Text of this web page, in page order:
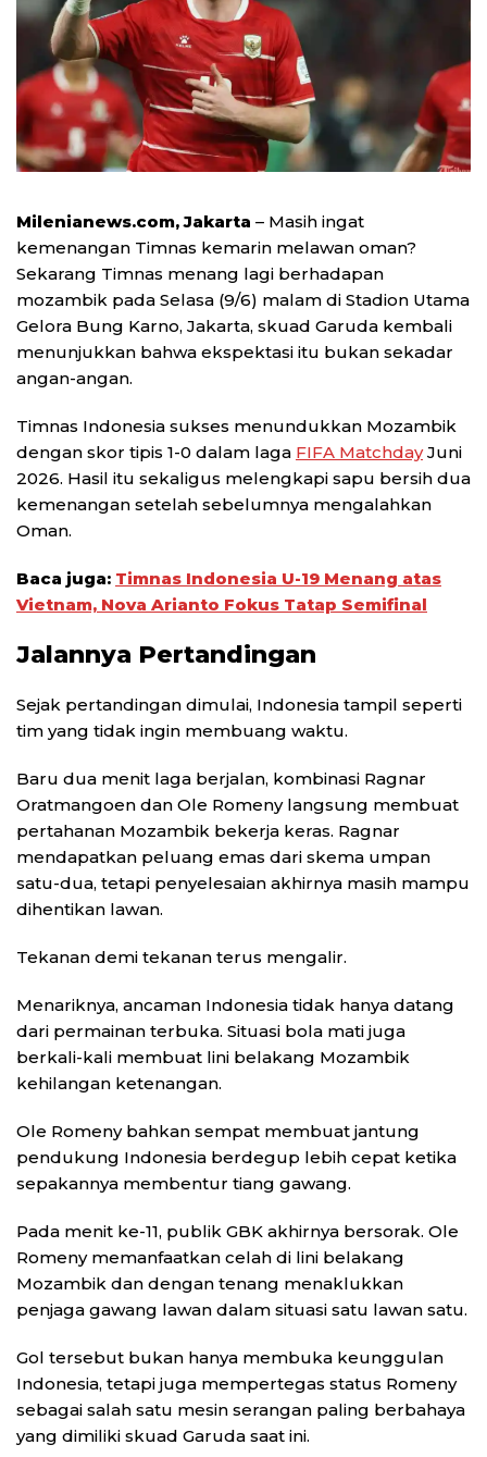
Milenianews.com, Jakarta – Masih ingat
kemenangan Timnas kemarin melawan oman?
Sekarang Timnas menang lagi berhadapan
mozambik pada Selasa (9/6) malam di Stadion Utama
Gelora Bung Karno, Jakarta, skuad Garuda kembali
menunjukkan bahwa ekspektasi itu bukan sekadar
angan-angan.
Timnas Indonesia sukses menundukkan Mozambik
dengan skor tipis 1-0 dalam laga FIFA MatchdayJuni
2026. Hasil itu sekaligus melengkapi sapu bersih dua
kemenangan setelah sebelumnya mengalahkan
Oman.
Baca juga: Timnas Indonesia U-19 Menang atas
Vietnam, Nova Arianto Fokus Tatap Semifinal
Jalannya Pertandingan
Sejak pertandingan dimulai, Indonesia tampil seperti
tim yang tidak ingin membuang waktu.
Baru dua menit laga berjalan, kombinasi Ragnar
Oratmangoen dan Ole Romeny langsung membuat
pertahanan Mozambik bekerja keras. Ragnar
mendapatkan peluang emas dari skema umpan
satu-dua, tetapi penyelesaian akhirnya masih mampu
dihentikan lawan.
Tekanan demi tekanan terus mengalir.
Menariknya, ancaman Indonesia tidak hanya datang
dari permainan terbuka. Situasi bola mati juga
berkali-kali membuat lini belakang Mozambik
kehilangan ketenangan.
Ole Romeny bahkan sempat membuat jantung
pendukung Indonesia berdegup lebih cepat ketika
sepakannya membentur tiang gawang.
Pada menit ke-11, publik GBK akhirnya bersorak. Ole
Romeny memanfaatkan celah di lini belakang
Mozambik dan dengan tenang menaklukkan
penjaga gawang lawan dalam situasi satu lawan satu.
Gol tersebut bukan hanya membuka keunggulan
Indonesia, tetapi juga mempertegas status Romeny
sebagai salah satu mesin serangan paling berbahaya
yang dimiliki skuad Garuda saat ini.